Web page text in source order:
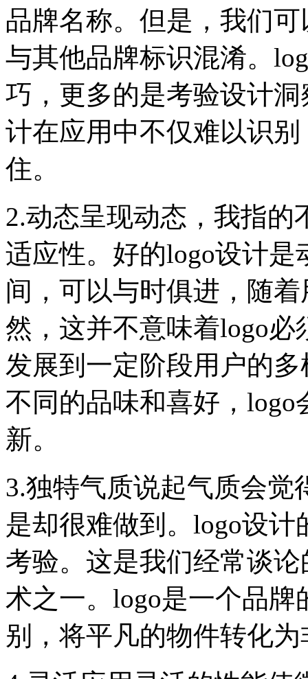
品牌名称。但是，我们
与其他品牌标识混淆。
巧，更多的是考验设计
计在应用中不仅难以识
住。
2.动态呈现动态，我指
适应性。好的logo设计
间，可以与时俱进，随
然，这并不意味着logo
发展到一定阶段用户的
不同的品味和喜好，
新。
3.独特气质说起气质会
是却很难做到。logo设
考验。这是我们经常谈
术之一。logo是一个品
别，将平凡的物件转化